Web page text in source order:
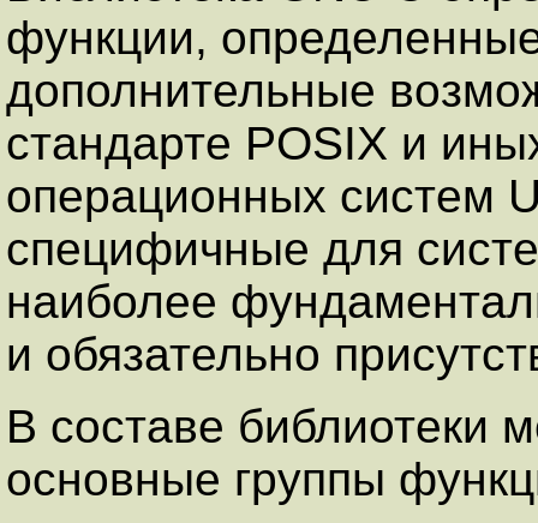
функции,
дополнительные
стандарте POSIX и
операционных систем
специфичные для
наиболее
и обязательно
В составе библиотеки
основные группы